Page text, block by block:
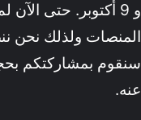
و 9 أكتوبر. حتى
المنصات ولذلك نحن
سنقوم بمشاركتكم
عنه.